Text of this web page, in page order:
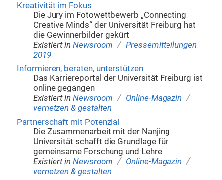
Kreativität im Fokus
Die Jury im Fotowettbewerb „Connecting
Creative Minds“ der Universität Freiburg hat
die Gewinnerbilder gekürt
Existiert in Newsroom / Pressemitteilungen
2019
Informieren, beraten, unterstützen
Das Karriereportal der Universität Freiburg ist
online gegangen
Existiert in Newsroom / Online-Magazin /
vernetzen & gestalten
Partnerschaft mit Potenzial
Die Zusammenarbeit mit der Nanjing
Universität schafft die Grundlage für
gemeinsame Forschung und Lehre
Existiert in Newsroom / Online-Magazin /
vernetzen & gestalten